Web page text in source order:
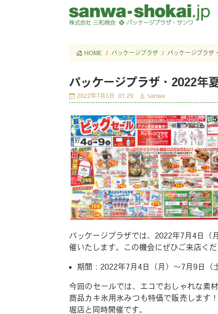
HOME パッケージプラザ パッケージプラザ
パッケージプラザ・2022年
2022年7月5日 01:29 sanwa
パッケージプラザでは、2022年7月4日（
催いたします。この機会にぜひご来店く
期間：2022年7月4日（月）〜7月9日（
今回のセールでは、エコでおしゃれな素
商品カキ氷用氷みつも特価で販売します
堀店と同時開催です。